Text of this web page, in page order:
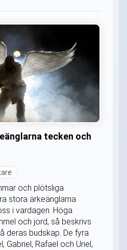
tecken och
och plötsliga
stora ärkeänglarna
i vardagen. Höga
och jord, så beskrivs
deras budskap. De fyra
Gabriel, Rafael och Uriel,